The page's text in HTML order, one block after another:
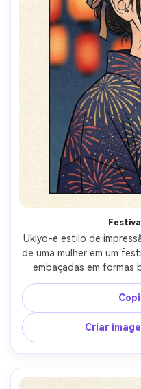
Ukiyo-e estilo de
de uma mulher em um
embaçadas em formas
motivo de fogos de
expressão alegre,
chave nítidas,
lanterna, efeito sutil de
washi, humor celebrativo
profundidade
Criar